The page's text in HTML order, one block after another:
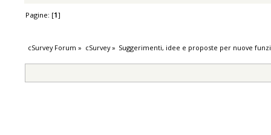
Pagine: [1]
cSurvey Forum » cSurvey» Suggerimenti, idee e proposte per nuove